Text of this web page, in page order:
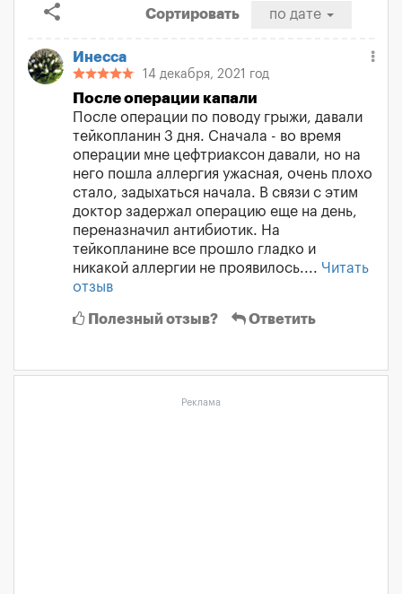
share Сортировать по дате
Инесса
14 декабря, 2021 год
После операции капали
После операции по поводу грыжи, давали
тейкопланин 3 дня. Сначала - во время
операции мне цефтриаксон давали, но на
него пошла аллергия ужасная, очень плохо
стало, задыхаться начала. В связи с этим
доктор задержал операцию еще на день,
переназначил антибиотик. На
тейкопланине все прошло гладко и
никакой аллергии не проявилось.... Читать
отзыв
Полезный отзыв? Ответить
Реклама